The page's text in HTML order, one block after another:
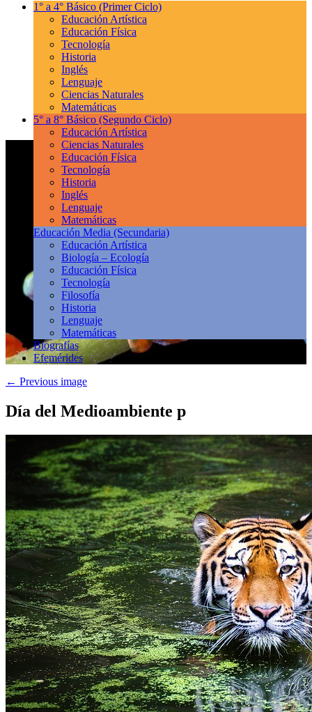
1° a 4° Básico (Primer Ciclo)
Educación Artística
Educación Física
Tecnología
Historia
Inglés
Lenguaje
Ciencias Naturales
Matemáticas
5° a 8° Básico (Segundo Ciclo)
Educación Artística
Ciencias Naturales
Educación Física
Tecnología
Historia
Inglés
Lenguaje
Matemáticas
Educación Media (Secundaria)
Educación Artística
Biología – Ecología
Educación Física
Tecnología
Filosofía
Historia
Lenguaje
Matemáticas
Biografías
Efemérides
← Previous image
Día del Medioambiente p